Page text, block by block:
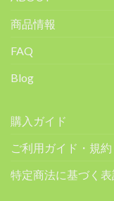
商品情報
FAQ
Blog
購入ガイド
ご利用ガイド・規
特定商法に基づく